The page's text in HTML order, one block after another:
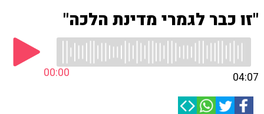
"זו כבר לגמרי מדינת הלכה"
00:00 04:07